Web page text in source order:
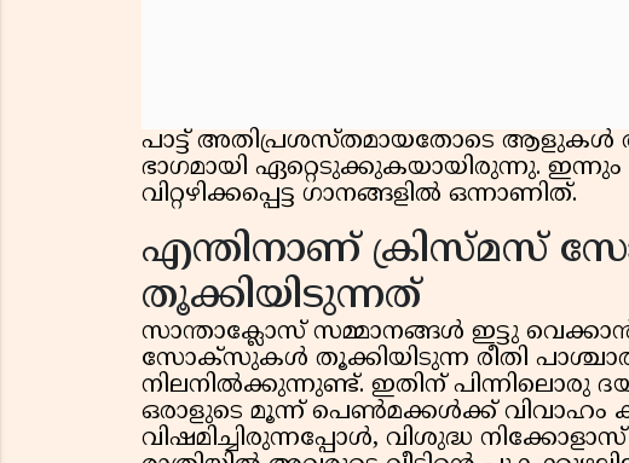
പാട്ട് അതിപ്രശസ്തമായതോടെ
ഭാഗമായി ഏറ്റെടുക്കുകയായിരുന്നു.
വിറ്റഴിക്കപ്പെട്ട ഗാനങ്ങളിൽ ഒന്നാണിത്.
എന്തിനാണ് ക്രിസ്മസ്
തൂക്കിയിടുന്നത്
സാന്താക്ലോസ് സമ്മാനങ്ങൾ ഇട്ടു
സോക്സുകൾ തൂക്കിയിടുന്ന രീതി
നിലനിൽക്കുന്നുണ്ട്. ഇതിന് പിന്നിലൊരു
ഒരാളുടെ മൂന്ന് പെൺമക്കൾക്ക് വിവാഹം
വിഷമിച്ചിരുന്നപ്പോൾ, വിശുദ്ധ